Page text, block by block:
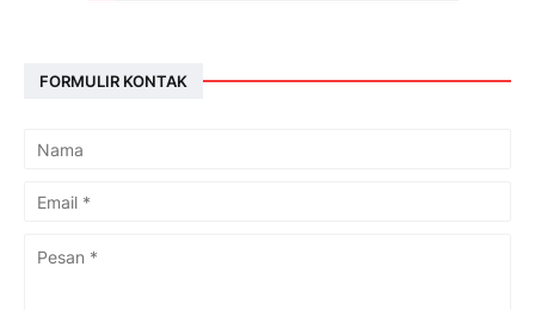
FORMULIR KONTAK